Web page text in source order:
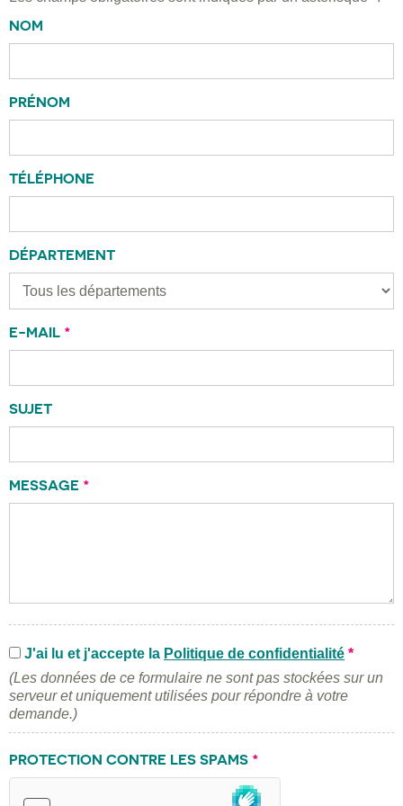
NOM
PRÉNOM
TÉLÉPHONE
DÉPARTEMENT
E-MAIL *
SUJET
MESSAGE *
J'ai lu et j'accepte la Politique de confidentialité *
(Les données de ce formulaire ne sont pas stockées sur un
serveur et uniquement utilisées pour répondre à votre
demande.)
PROTECTION CONTRE LES SPAMS *